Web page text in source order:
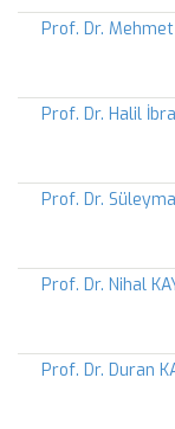
Prof. Dr. Mehmet
Prof. Dr. Halil
Prof. Dr.
Prof. Dr. Nihal
Prof. Dr. Duran